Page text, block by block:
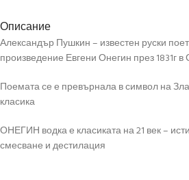
Описание
Александър Пушкин – известен руски
произведение Евгени Онегин през 1831г в
Поемата се е превърнала в символ на
класика
ОНЕГИН водка е класиката на 21 век –
смесване и дестилация